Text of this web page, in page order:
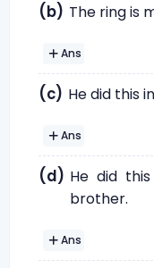
(b) The ring is
Ans
(c) He did this
Ans
(d) He did
brother.
Ans